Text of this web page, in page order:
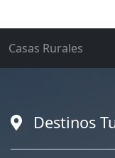
Casas Rurales
Destinos